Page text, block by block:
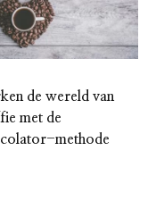
de wereld van
met de
methode